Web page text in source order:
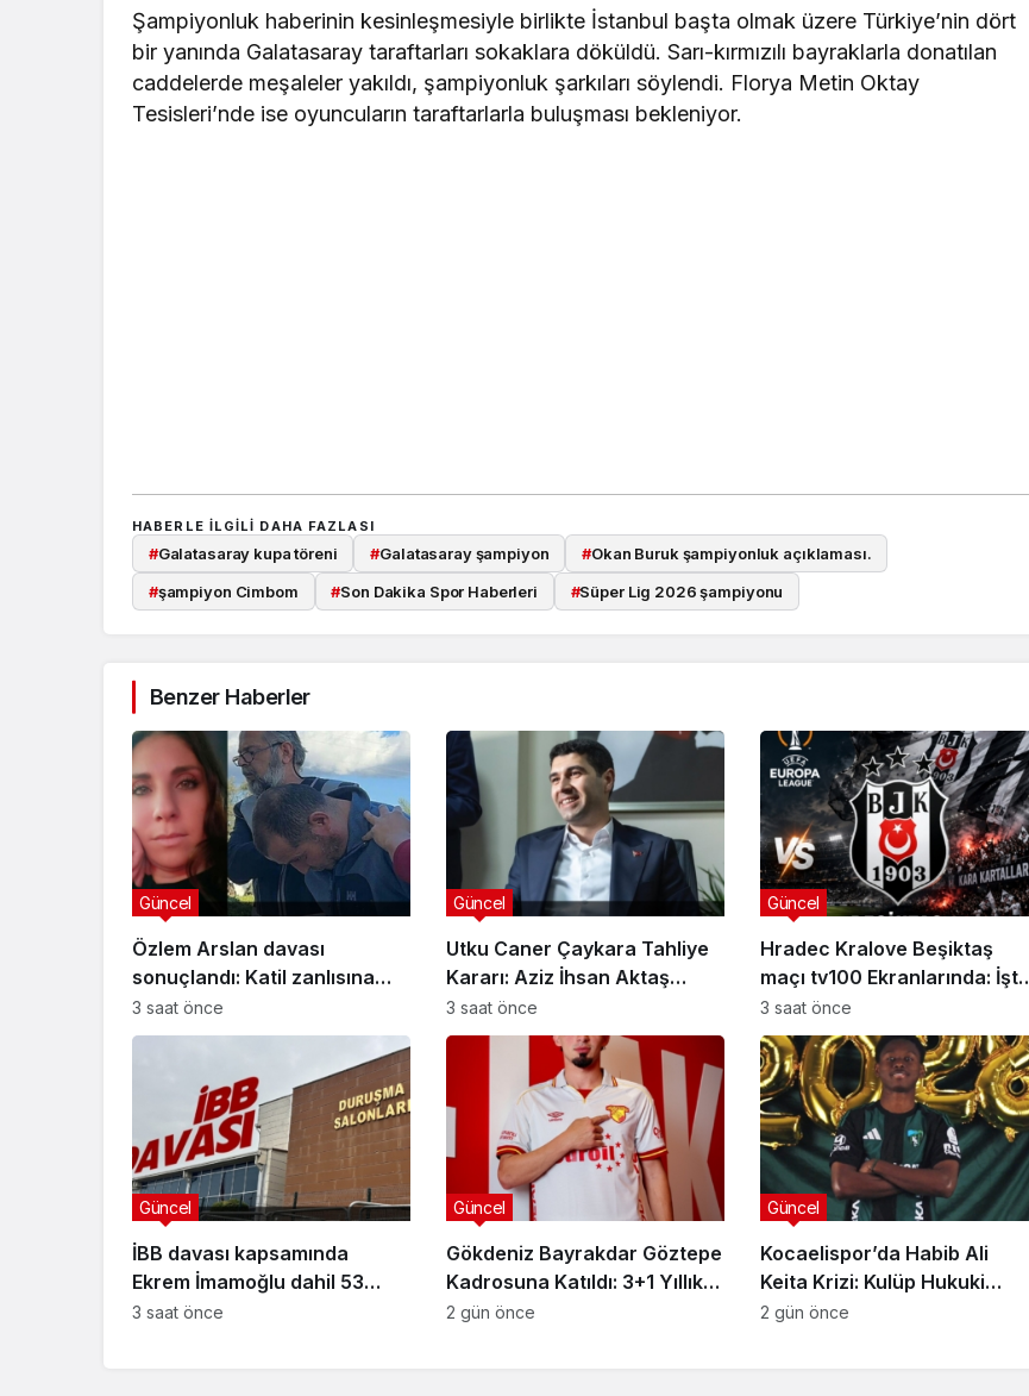
Şampiyonluk haberinin kesinleşmesiyle birlikte İstanbul başta olmak üzere Türkiye’nin dört
bir yanında Galatasaray taraftarları sokaklara döküldü. Sarı-kırmızılı bayraklarla donatılan
caddelerde meşaleler yakıldı, şampiyonluk şarkıları söylendi. Florya Metin Oktay
Tesisleri’nde ise oyuncuların taraftarlarla buluşması bekleniyor.
HABERLE ILGILI DAHA FAZLASI
#Galatasaray kupa töreni #Galatasaray şampiyon #Okan Buruk şampiyonluk açıklaması.
#şampiyon Cimbom #Son Dakika Spor Haberleri #Süper Lig 2026 şampiyonu
Benzer Haberler
Özlem Arslan davası
sonuçlandı: Katil zanlısına
indirimsiz ağırlaştırılmış
müebbet hapis cezası verildi
Güncel
3 saat önce
Utku Caner Çaykara Tahliye
Kararı: Aziz İhsan Aktaş
Davasında Yeni Gelişme
Güncel
3 saat önce
Hradec Kralove Beşiktaş
maçı tv100 Ekranlarında: İşte
Karşılaşmanın Detayları
Güncel
3 saat önce
İBB davası kapsamında
Ekrem İmamoğlu dahil 53
sanığın tutukluluğuna devam
Güncel
3 saat önce
Gökdeniz Bayrakdar Göztepe
Kadrosuna Katıldı: 3+1 Yıllık
Anlaşma
Güncel
2 gün önce
Kocaelispor’da Habib Ali
Keita Krizi: Kulüp Hukuki
Süreç Başlatıyor
Güncel
2 gün önce
indirimsiz ağırlaştırılmış
müebbet hapis cezası
verildi
Tahliye Kararı: Aziz İhsan
Aktaş Davasında Yeni
Gelişme